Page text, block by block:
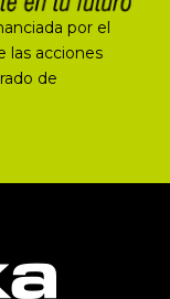
por el
las acciones
de